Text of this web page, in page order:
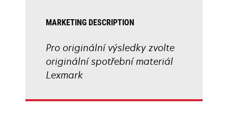
MARKETING DESCRIPTION
Pro originální výsledky zvolte
originální spotřební materiál
Lexmark